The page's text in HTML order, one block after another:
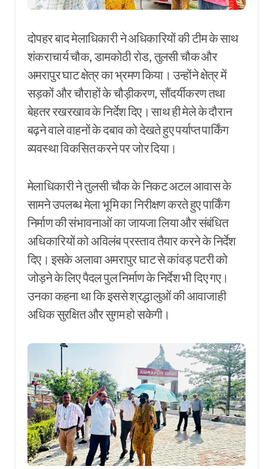
दोपहर बाद मेलाधिकारी ने अधिकारियों की टीम के साथ
शंकराचार्य चौक, डामकोठी रोड, तुलसी चौक और
अमरापुर घाट क्षेत्र का भ्रमण किया। उन्होंने क्षेत्र में
सड़कों और चौराहों के चौड़ीकरण, सौंदर्यीकरण तथा
बेहतर रखरखाव के निर्देश दिए। साथ ही मेले के दौरान
बढ़ने वाले वाहनों के दबाव को देखते हुए पर्याप्त पार्किंग
व्यवस्था विकसित करने पर जोर दिया।
मेलाधिकारी ने तुलसी चौक के निकट अटल आवास के
सामने उपलब्ध मेला भूमि का निरीक्षण करते हुए पार्किंग
निर्माण की संभावनाओं का जायजा लिया और संबंधित
अधिकारियों को अविलंब प्रस्ताव तैयार करने के निर्देश
दिए। इसके अलावा अमरापुर घाट से कांवड़ पटरी को
जोड़ने के लिए पैदल पुल निर्माण के निर्देश भी दिए गए।
उनका कहना था कि इससे श्रद्धालुओं की आवाजाही
अधिक सुरक्षित और सुगम हो सकेगी।